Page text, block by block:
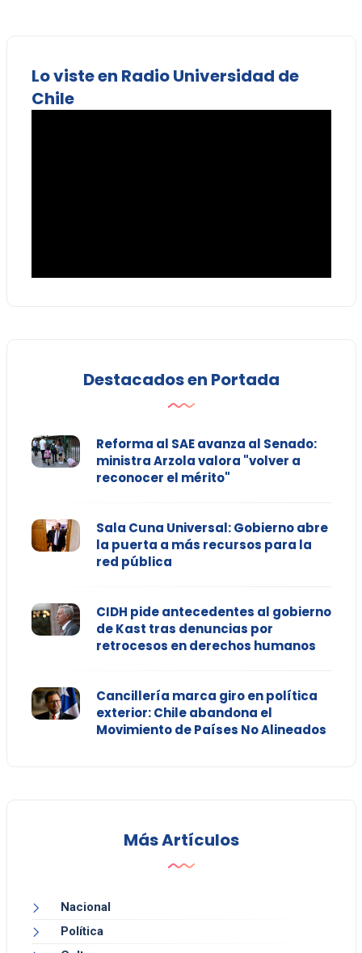
Lo viste en Radio Universidad de
Chile
Destacados en Portada
Reforma al SAE avanza al Senado:
ministra Arzola valora "volver a
reconocer el mérito"
Sala Cuna Universal: Gobierno abre
la puerta a más recursos para la
red pública
CIDH pide antecedentes al gobierno
de Kast tras denuncias por
retrocesos en derechos humanos
Cancillería marca giro en política
exterior: Chile abandona el
Movimiento de Países No Alineados
Más Artículos
Nacional
Política